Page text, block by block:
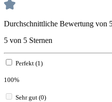
Durchschnittliche Bewertung von
5 von 5 Sternen
Perfekt (1)
100%
Sehr gut (0)